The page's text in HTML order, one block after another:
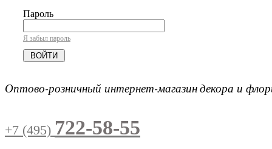
Пароль
Я забыл пароль
Оптово-розничный интернет-магазиндекора и
+7 (495) 722-58-55